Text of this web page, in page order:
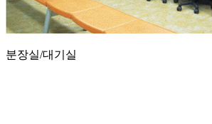
분장실/대기실